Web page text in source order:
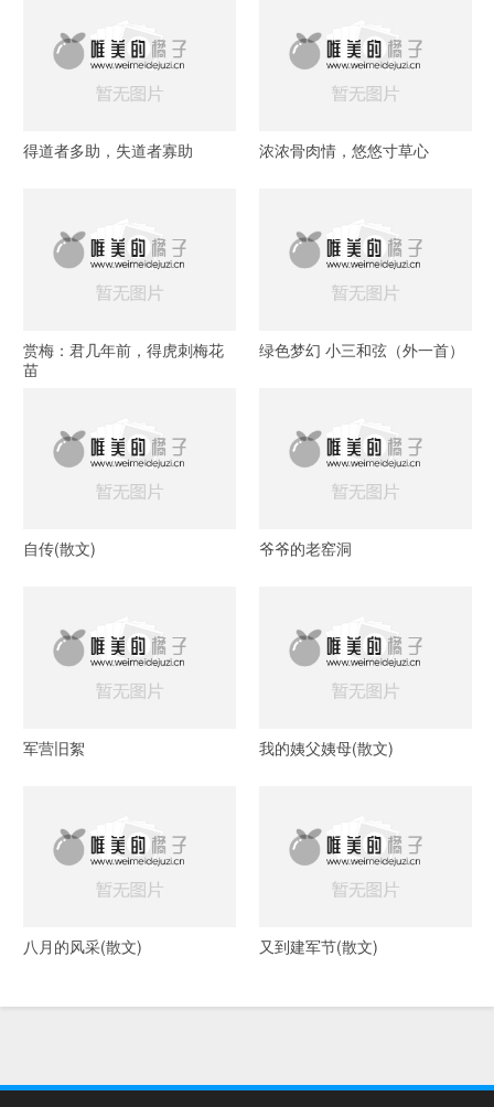
得道者多助，失道者寡助 浓浓骨肉情，悠悠寸草心
赏梅：君几年前，得虎刺梅花
苗
绿色梦幻 小三和弦（外一首）
自传(散文) 爷爷的老窑洞
军营旧絮 我的姨父姨母(散文)
八月的风采(散文) 又到建军节(散文)